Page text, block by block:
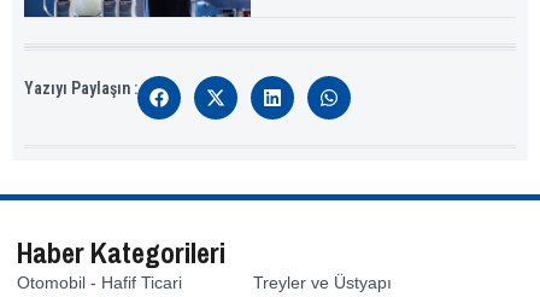
Yazıyı Paylaşın :
Haber Kategorileri
Otomobil - Hafif Ticari
Treyler ve Üstyapı